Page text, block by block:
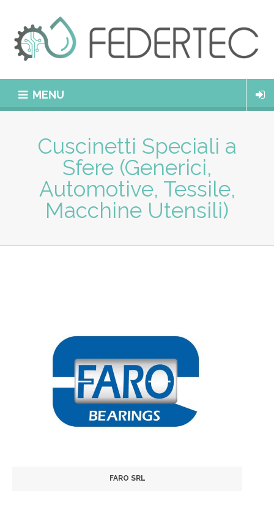
MENU
Cuscinetti Speciali a
Sfere (Generici,
Automotive, Tessile,
Macchine Utensili)
FARO SRL